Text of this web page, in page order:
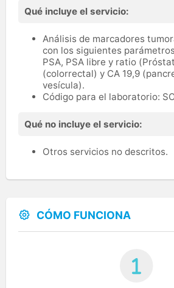
Qué incluye el servicio:
Análisis de marcadores
con los siguientes
PSA, PSA libre y ratio
(colorrectal) y CA 19,9
vesícula).
Código para el laboratorio:
Qué no incluye el servicio:
Otros servicios no descritos.
CÓMO FUNCIONA